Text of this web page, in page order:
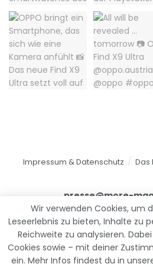
Impressum & Datenschutz Das
presse@more-
© 2025MORE
Wir verwenden Cookies, um
Leseerlebnis zu bieten, Inhalte zu
Reichweite zu analysieren.
Cookies sowie – mit deiner
ein. Mehr Infos findest du in